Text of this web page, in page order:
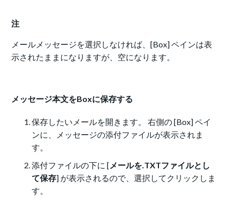
注
メールメッセージを選択しなければ、[Box] ペインは表
示されたままになりますが、空になります。
メッセージ本文をBoxに保存する
保存したいメールを開きます。 右側の [Box] ペイ
ンに、メッセージの添付ファイルが表示されま
す。
添付ファイルの下に [ メールを.TXTファイルとし
て保存] が表示されるので、選択してクリックしま
す。